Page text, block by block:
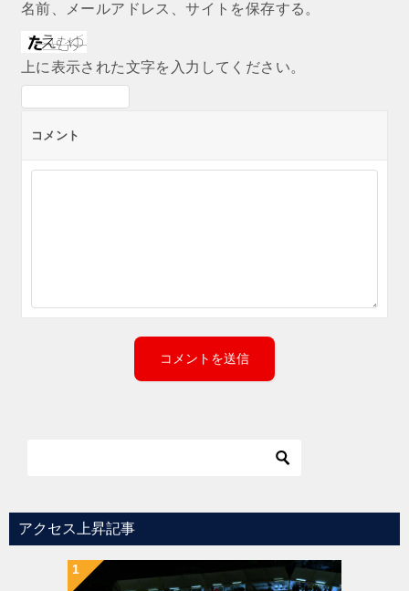
名前、メールアドレス、サイトを保存する。
上に表示された文字を入力してください。
コメント
アクセス上昇記事